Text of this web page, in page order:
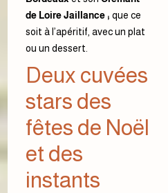
de Loire Jaillance; que ce
soit à l’apéritif, avec un plat
ou un dessert.
Deux cuvées
stars des
fêtes de Noël
et des
instants